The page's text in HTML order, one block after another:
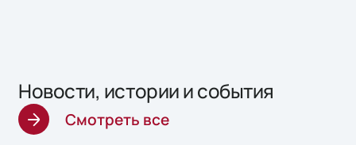
Новости, истории и события
Смотреть все